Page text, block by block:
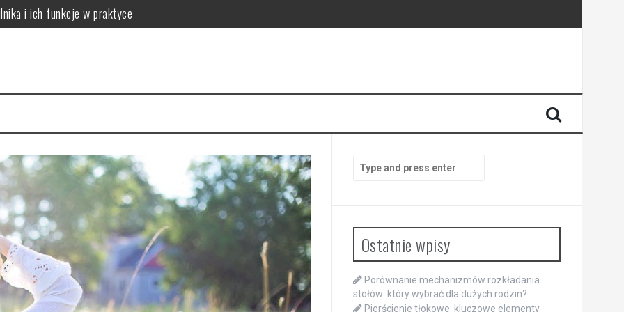
i ich funkcje w praktyce
i skuteczna rutyna anti-aging
na 4 tygodnie
cerę i jak to naprawić
for:
Ostatnie wpisy
Porównanie mechanizmów rozkładania
stołów: który wybrać dla dużych rodzin?
Pierścienie tłokowe: kluczowe elementy